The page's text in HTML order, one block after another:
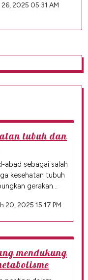
2025 05:31 AM
tubuh dan
abad sebagai salah
kesehatan tubuh
gerakan…
20, 2025 15:17 PM
mendukung